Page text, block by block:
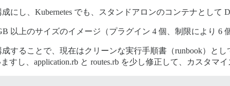
にし、Kubernetes でも、スタンドアロンのコンテナとして
以上のサイズのイメージ（プラグイン 4 個、制限により 6
成することで、現在はクリーンな実行手順書（runbook）とし
すし、application.rb と routes.rb を少し修正して、カスタマ